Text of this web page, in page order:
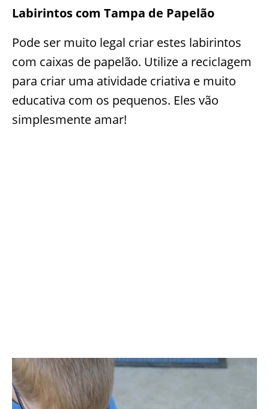
Labirintos com Tampa de Papelão
Pode ser muito legal criar estes labirintos
com caixas de papelão. Utilize a reciclagem
para criar uma atividade criativa e muito
educativa com os pequenos. Eles vão
simplesmente amar!